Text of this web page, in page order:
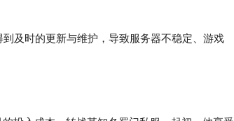
及时的更新与维护，导致服务器不稳定、游戏